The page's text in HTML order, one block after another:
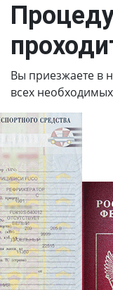
Вы приезжаете в
всех